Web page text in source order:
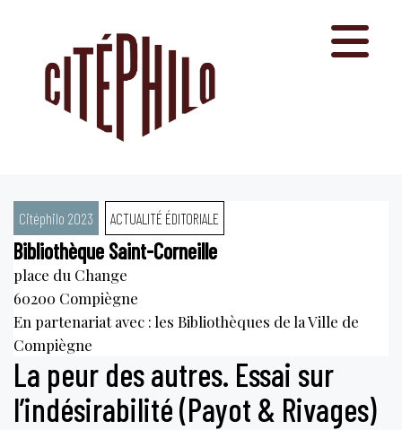
Citéphilo 2023 ACTUALITÉ ÉDITORIALE
Bibliothèque Saint-Corneille
place du Change
60200 Compiègne
En partenariat avec : les Bibliothèques de la Ville de
Compiègne
La peur des autres. Essai sur
l’indésirabilité (Payot & Rivages)